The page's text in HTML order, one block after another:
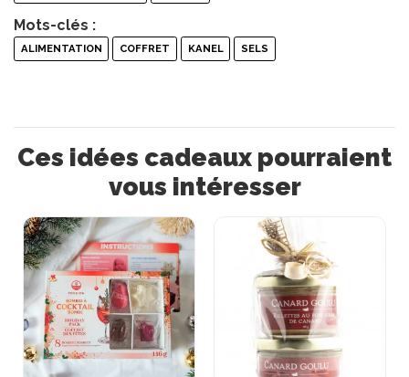
Mots-clés :
ALIMENTATION COFFRET KANEL SELS
Ces idées cadeaux pourraient
vous intéresser